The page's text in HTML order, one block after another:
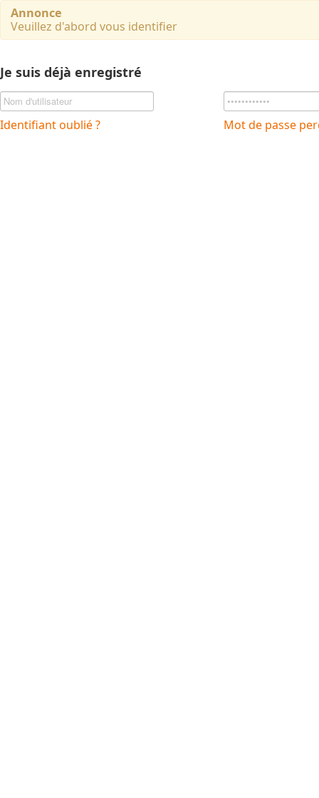
Annonce
Veuillez d'abord vous identifier
Je suis déjà enregistré
Identifiant oublié ? Mot de passe